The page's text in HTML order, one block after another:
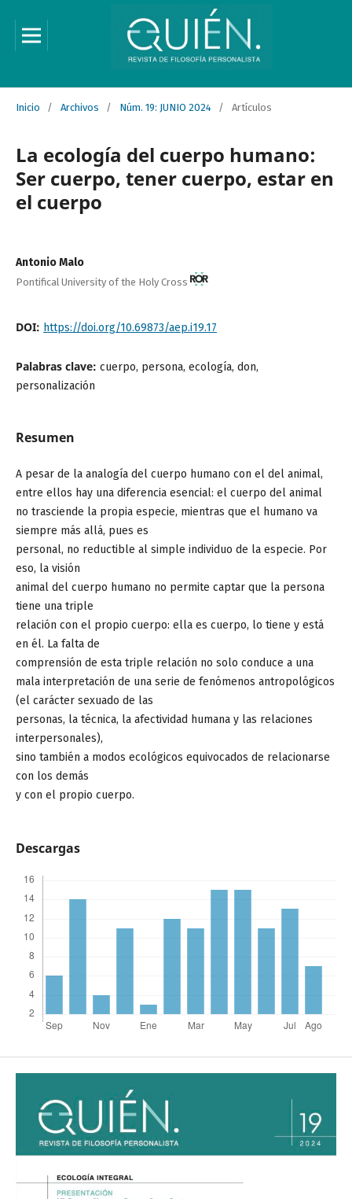
Inicio / Archivos / Núm. 19: JUNIO 2024 / Artículos
La ecología del cuerpo humano:
Ser cuerpo, tener cuerpo, estar en
el cuerpo
Antonio Malo
Pontifical University of the Holy Cross
DOI: https://doi.org/10.69873/aep.i19.17
Palabras clave: cuerpo, persona, ecología, don,
personalización
Resumen
A pesar de la analogía del cuerpo humano con el del animal,
entre ellos hay una diferencia esencial: el cuerpo del animal
no trasciende la propia especie, mientras que el humano va
siempre más allá, pues es
personal, no reductible al simple individuo de la especie. Por
eso, la visión
animal del cuerpo humano no permite captar que la persona
tiene una triple
relación con el propio cuerpo: ella es cuerpo, lo tiene y está
en él. La falta de
comprensión de esta triple relación no solo conduce a una
mala interpretación de una serie de fenómenos antropológicos
(el carácter sexuado de las
personas, la técnica, la afectividad humana y las relaciones
interpersonales),
sino también a modos ecológicos equivocados de relacionarse
con los demás
y con el propio cuerpo.
Descargas